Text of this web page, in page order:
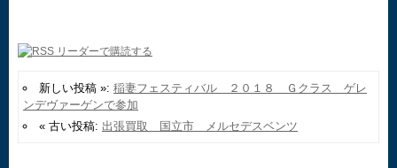
新しい投稿 »: 稲妻フェスティバル ２０１８ Ｇクラス ゲレ
ンデヴァーゲンで参加
« 古い投稿: 出張買取 国立市 メルセデスベンツ